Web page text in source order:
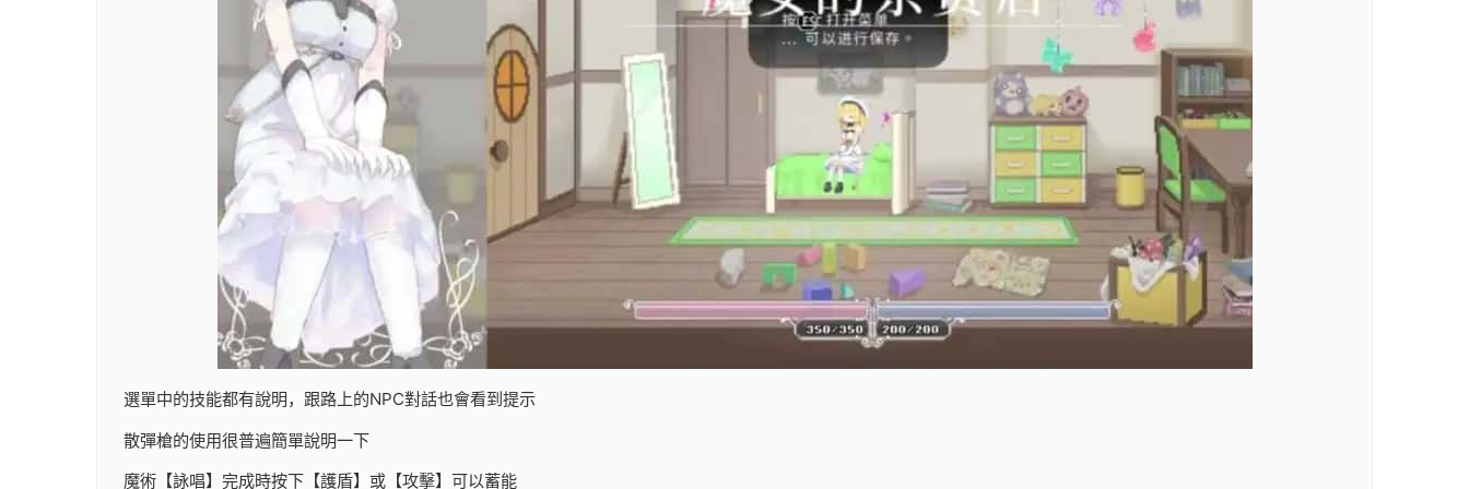
選單中的技能都有說明，跟路上的NPC對話也會看到提示
散彈槍的使用很普遍簡單說明一下
魔術【詠唱】完成時按下【護盾】或【攻擊】可以蓄能